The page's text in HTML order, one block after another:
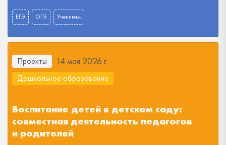
Проекты 14 мая 2026 г.
Дошкольное образование
Воспитание детей в детском саду:
совместная деятельность педагогов
и родителей
ЕГЭ ОГЭ Ученикам